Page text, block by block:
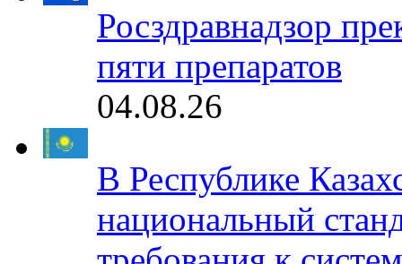
Росздравнадзор
пяти препаратов
04.08.26
В Республике
национальный